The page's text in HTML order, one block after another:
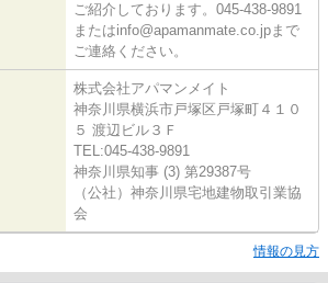
ご紹介しております。045-438-9891
またはinfo@apamanmate.co.jpまで
ご連絡ください。
株式会社アパマンメイト
神奈川県横浜市戸塚区戸塚町４１０
５ 渡辺ビル３Ｆ
TEL:045-438-9891
神奈川県知事 (3) 第29387号
（公社）神奈川県宅地建物取引業協
会
情報の見方